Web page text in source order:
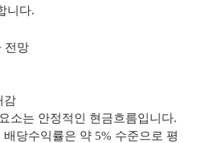
니다.
감
소는 안정적인 현금흐름입니다.
당수익률은 약 5% 수준으로 평